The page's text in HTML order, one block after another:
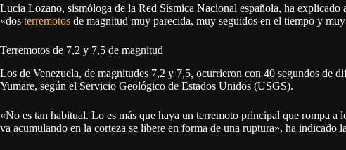
Lucía Lozano, sismóloga de la Red Sísmica Nacional española, ha
«dos terremotos de magnitud muy parecida, muy seguidos en el tiempo y
Terremotos de 7,2 y 7,5 de magnitud
Los de Venezuela, de magnitudes 7,2 y 7,5, ocurrieron con 40 segundos de
Yumare, según el Servicio Geológico de Estados Unidos (USGS).
«No es tan habitual. Lo es más que haya un terremoto principal que rompa a
va acumulando en la corteza se libere en forma de una ruptura», ha indicado